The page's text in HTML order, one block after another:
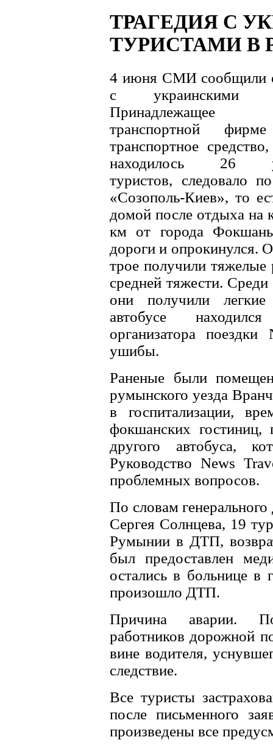
ТРАГЕДИЯ С
ТУРИСТАМИ В
4 июня СМИ сообщили о
с украинскими
Принадлежащее
транспортной
транспортное
находилось 26
туристов, следовало
«Созополь-Киев», то
домой после отдыха на
км от города
дороги и опрокинулся.
трое получили тяжелые
средней тяжести.
они получили
автобусе
организатора
ушибы.
Раненые были
румынского уезда
в госпитализации,
фокшанских гостиниц,
другого автобуса,
Руководство News
проблемных вопросов.
По словам
Сергея Солнцева, 19
Румынии в ДТП,
был предоставлен
остались в больнице в
произошло ДТП.
Причина аварии.
работников дорожной
вине водителя,
следствие.
Все туристы
после письменного
произведены все